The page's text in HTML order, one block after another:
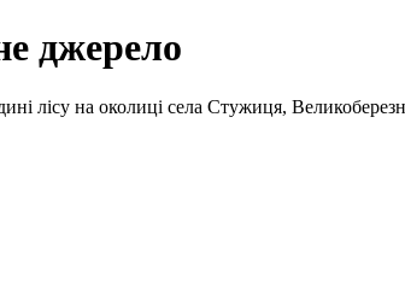
джерело
лісу на околиці села Стужиця,